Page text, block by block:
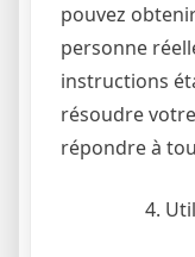
pouvez
personne
instructions
résoudre
répondre à